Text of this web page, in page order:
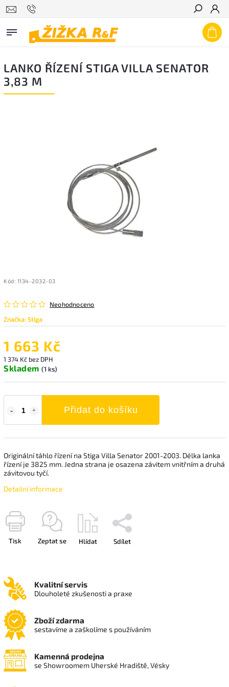
Hledat
LANKO ŘÍZENÍ STIGA VILLA SENATOR
3,83 M
Kód: 1134-2032-03
Neohodnoceno
Značka:Stiga
1 663 Kč
1 374 Kč bez DPH
Skladem (1 ks)
Přidat do košíku
Originální táhlo řízení na Stiga Villa Senator 2001-2003. Délka lanka
řízení je 3825 mm. Jedna strana je osazena závitem vnitřním a druhá
závitovou tyčí.
Detailní informace
Tisk Zeptat se Hlídat Sdílet
Kvalitní servis
Dlouholeté zkušenosti a praxe
Zboží zdarma
sestavíme a zaškolíme s používáním
Kamenná prodejna
se Showroomem Uherské Hradiště, Vésky